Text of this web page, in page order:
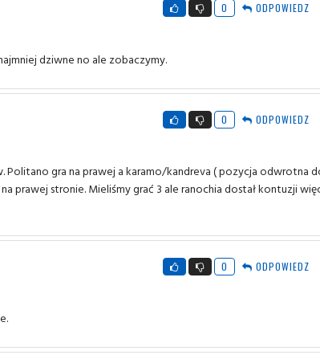
0 ODPOWIEDZ
dziwne no ale zobaczymy.
0 ODPOWIEDZ
Politano gra na prawej a karamo/kandreva ( pozycja odwrotna
prawej stronie. Mieliśmy grać 3 ale ranochia dostał kontuzji
0 ODPOWIEDZ